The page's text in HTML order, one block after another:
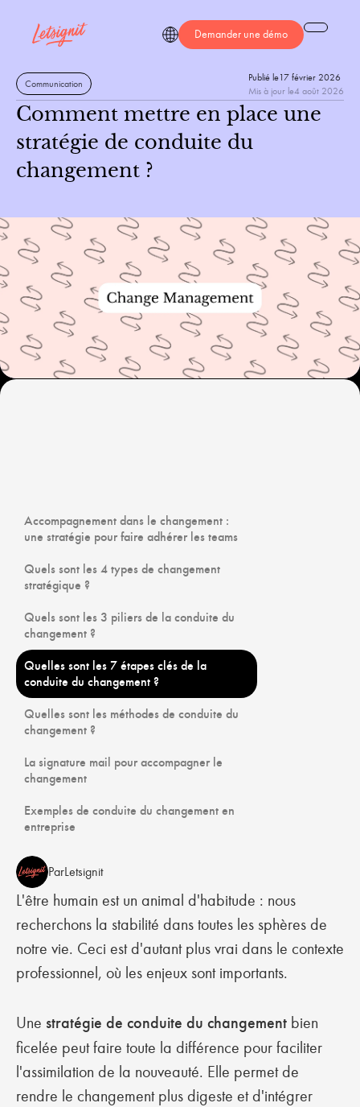
Demander une démo
Communication
Publié le17 février 2026
Mis à jour le4 août 2026
Comment mettre en place une
stratégie de conduite du
changement ?
Accompagnement dans le changement :
une stratégie pour faire adhérer les teams
Quels sont les 4 types de changement
stratégique ?
Quels sont les 3 piliers de la conduite du
changement ?
Quelles sont les 7 étapes clés de la
conduite du changement ?
Quelles sont les méthodes de conduite du
changement ?
La signature mail pour accompagner le
changement
Exemples de conduite du changement en
entreprise
ParLetsignit
L'être humain est un animal d'habitude : nous
recherchons la stabilité dans toutes les sphères de
notre vie. Ceci est d'autant plus vrai dans le contexte
professionnel, où les enjeux sont importants.
Une stratégie de conduite du changement bien
ficelée peut faire toute la différence pour faciliter
l'assimilation de la nouveauté. Elle permet de
rendre le changement plus digeste et d'intégrer